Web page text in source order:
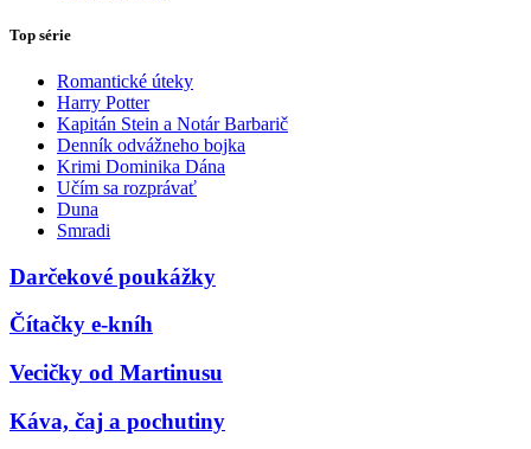
Top série
Romantické úteky
Harry Potter
Kapitán Stein a Notár Barbarič
Denník odvážneho bojka
Krimi Dominika Dána
Učím sa rozprávať
Duna
Smradi
Darčekové poukážky
Čítačky e-kníh
Vecičky od Martinusu
Káva, čaj a pochutiny